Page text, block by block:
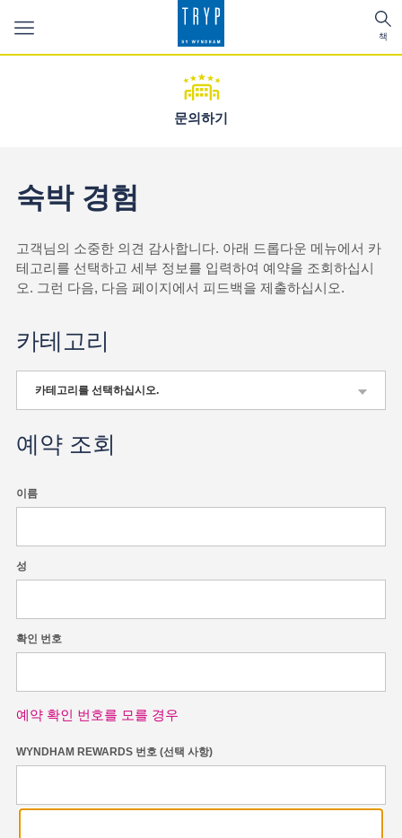
Toggle
navigation
책
문의하기
숙박 경험
고객님의 소중한 의견 감사합니다. 아래 드롭다운 메뉴에서 카
테고리를 선택하고 세부 정보를 입력하여 예약을 조회하십시
오. 그런 다음, 다음 페이지에서 피드백을 제출하십시오.
카테고리
예약 조회
이름
성
확인 번호
예약 확인 번호를 모를 경우
WYNDHAM REWARDS 번호 (선택 사항)